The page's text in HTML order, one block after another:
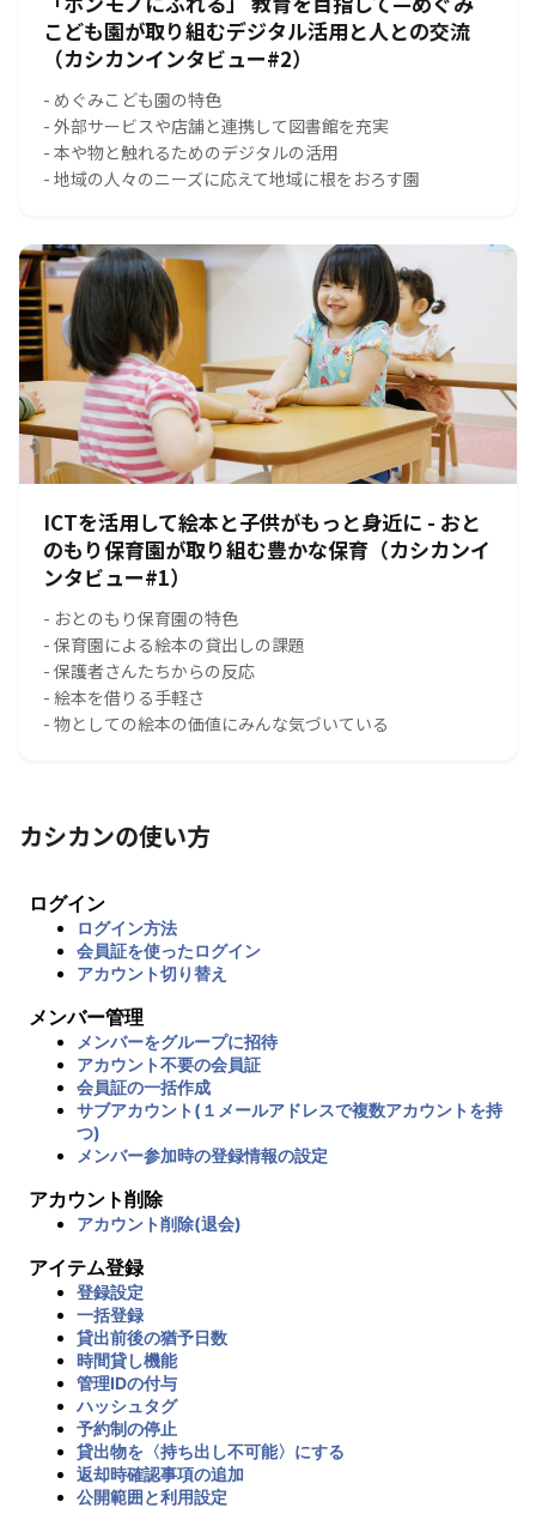
こども園が取り組むデジタル活用と人との交流
（カシカンインタビュー#2）
- めぐみこども園の特色
- 外部サービスや店舗と連携して図書館を充実
- 本や物と触れるためのデジタルの活用
- 地域の人々のニーズに応えて地域に根をおろす園
ICTを活用して絵本と子供がもっと身近に - おと
のもり保育園が取り組む豊かな保育（カシカンイ
ンタビュー#1）
- おとのもり保育園の特色
- 保育園による絵本の貸出しの課題
- 保護者さんたちからの反応
- 絵本を借りる手軽さ
- 物としての絵本の価値にみんな気づいている
カシカンの使い方
ログイン
ログイン方法
会員証を使ったログイン
アカウント切り替え
メンバー管理
メンバーをグループに招待
アカウント不要の会員証
会員証の一括作成
サブアカウント(１メールアドレスで複数アカウントを持
つ)
メンバー参加時の登録情報の設定
アカウント削除
アカウント削除(退会)
アイテム登録
登録設定
一括登録
貸出前後の猶予日数
時間貸し機能
管理IDの付与
ハッシュタグ
予約制の停止
貸出物を〈持ち出し不可能〉にする
返却時確認事項の追加
公開範囲と利用設定